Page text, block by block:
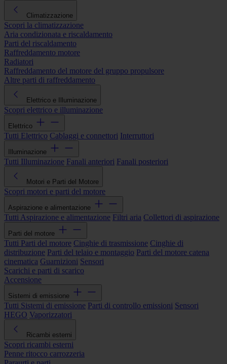
Climatizzazione
Scopri la climatizzazione
Aria condizionata e riscaldamento
Parti del riscaldamento
Raffreddamento motore
Radiatori
Raffreddamento del motore del gruppo propulsore
Altre parti di raffreddamento
Elettrico e Illuminazione
Scopri elettrico e illuminazione
Elettrico
Tutti Elettrico Cablaggi e connettori Interruttori
Illuminazione
Tutti Illuminazione Fanali anteriori Fanali posteriori
Motori e Parti del Motore
Scopri motori e parti del motore
Aspirazione e alimentazione
Tutti Aspirazione e alimentazione Filtri aria Collettori di aspirazione
Parti del motore
Tutti Parti del motore Cinghie di trasmissione Cinghie di
distribuzione Parti del telaio e montaggio Parti del motore catena
cinematica Guarnizioni Sensori
Scarichi e parti di scarico
Accensione
Sistemi di emissione
Tutti Sistemi di emissione Parti di controllo emissioni Sensori
HEGO Vaporizzatori
Ricambi esterni
Scopri ricambi esterni
Penne ritocco carrozzeria